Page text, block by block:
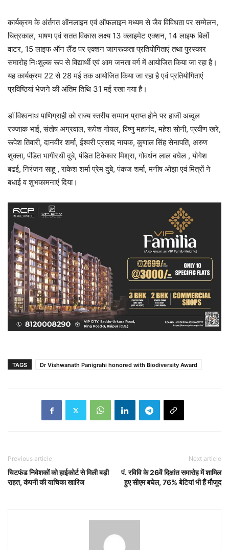
कार्यक्रम के अंर्तगत ऑनलाइन एवं ऑफलाइन मध्यम से जैव विविधता पर सम्मेलन,
चित्रकाल, भाषण एवं सतत विकास लक्ष्य 13 क्लाइमेट एक्शन, 14 लाइफ बिलों
वाटर, 15 लाइफ ऑन लैंड पर एक्शन जागरूकता प्रतियोगिताएं तथा पुरस्कार
समारोह निःशुल्क रूप से विद्यार्थी एवं आम जनता वर्ग में आयोजित किया जा रहा है।
यह कार्यक्रम 22 से 28 मई तक आयोजित किया जा रहा है एवं प्रतियोगिताएं
प्रविष्ठियां भेजने की अंतिम तिथि 31 मई रखा गया है।
डॉ विश्वनाथ पाणिग्राही को राज्य स्तरीय सम्मान प्राप्त होने पर हाजी अब्दुल
रज्जाक भाई, संतोष अग्रवाल, रूपेश गोयल, विष्णु महानंद, महेश सोनी, प्रवीण खरे,
रूपेश तिवारी, दानवीर शर्मा, ईश्वरी प्रसाद नायक, कुणाल सिंह सेनापति, अरुण
शुक्ला, पंडित भागीरथी दुबे, पंडित टिकेश्वर मिश्रा, गोवर्धन लाल बघेल , योगेश
बढई, निरंजन साहू , राकेश शर्मा प्रेम दुबे, पंकज शर्मा, मनीष ओझा एवं मित्रों ने
बधाई व शुभकामनाएं दिया।
TAGS Dr Vishwanath Panigrahi honored with Biodiversity Award
Previous article
चिटफंड निवेशकों को हाईकोर्ट से मिली बड़ी
राहत, कंपनी की याचिका खारिज
Next article
पं. रविवि के 26वें दिक्षांत समारोह में शामिल
हुए सीएम बघेल, 76% बेटियां भी हैं मौजूद